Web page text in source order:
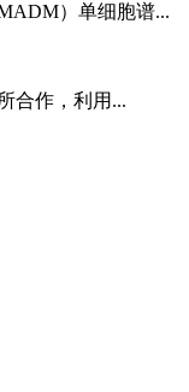
）单细胞谱...
合作，利用...